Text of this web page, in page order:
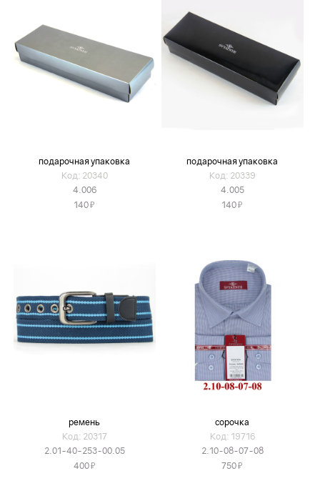
подарочная упаковка
Код: 20340
4.006
140Я
подарочная упаковка
Код: 20339
4.005
140Я
ремень
Код: 20317
2.01-40-253-00.05
400Я
сорочка
Код: 19716
2.10-08-07-08
750Я